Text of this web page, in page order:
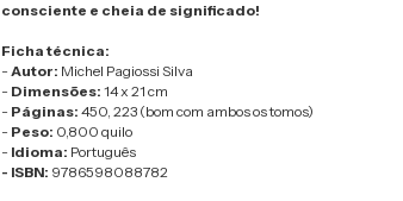
consciente e cheia de significado!
Ficha técnica:
- Autor: Michel Pagiossi Silva
- Dimensões: 14 x 21 cm
- Páginas: 450, 223 (bom com ambos os tomos)
- Peso: 0,800 quilo
- Idioma: Português
- ISBN: 9786598088782